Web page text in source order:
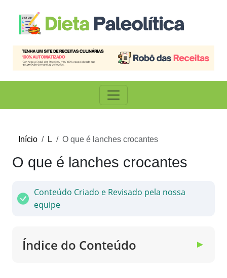
Início L O que é lanches crocantes
O que é lanches crocantes
Conteúdo Criado e Revisado pela nossa
equipe
Índice do Conteúdo ▼